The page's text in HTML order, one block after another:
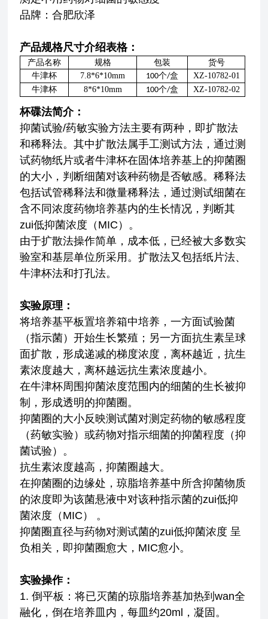
品牌：合肥欣泽
产品规格尺寸介绍表格：
产品名称 规格 包装
货号
牛津杯
7.8*6*10mm 100个/盒
XZ-10782-01
牛津杯
8*6*10mm 100个/盒 XZ-10782-02
杯碟法简介：
抑菌试验/药敏实验方法主要有两种，即扩散法
和稀释法。其中扩散法属手工测试方法，通过测
试药物纸片或者牛津杯在固体培养基上的抑菌圈
的大小，判断细菌对该种药物是否敏感。稀释法
包括试管稀释法和微量稀释法，通过测试细菌在
含不同浓度药物培养基内的生长情况，判断其
zui低抑菌浓度（MIC）。
由于扩散法操作简单，成本低，已经被大多数实
验室和基层单位所采用。扩散法又包括纸片法、
牛津杯法和打孔法。
实验原理：
将培养基平板置培养箱中培养，一方面试验菌
（指示菌）开始生长繁殖；另一方面抗生素呈球
面扩散，形成递减的梯度浓度，离杯越近，抗生
素浓度越大，离杯越远抗生素浓度越小。
在牛津杯周围抑菌浓度范围内的细菌的生长被抑
制，形成透明的抑菌圈。
抑菌圈的大小反映测试菌对测定药物的敏感程度
（药敏实验）或药物对指示细菌的抑菌程度（抑
菌试验）。
抗生素浓度越高，抑菌圈越大。
在抑菌圈的边缘处，琼脂培养基中所含抑菌物质
的浓度即为该菌悬液中对该种指示菌的zui低抑
菌浓度（MIC） 。
抑菌圈直径与药物对测试菌的zui低抑菌浓度 呈
负相关，即抑菌圈愈大，MIC愈小。
实验操作：
1. 倒平板：将已灭菌的琼脂培养基加热到wan全
融化，倒在培养皿内，每皿约20ml，凝固。